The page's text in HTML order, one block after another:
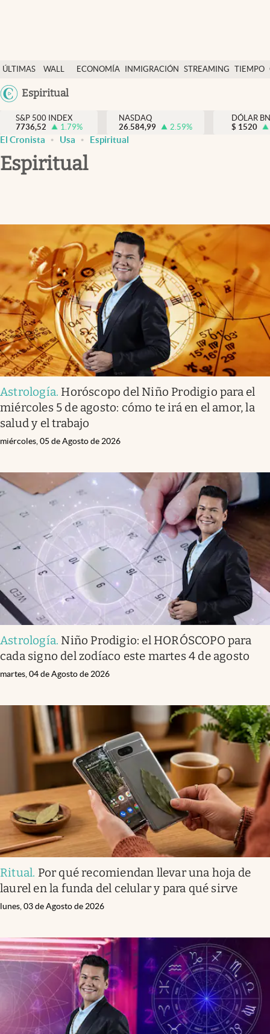
ÚLTIMAS
NOTICIAS
WALL
DÓLAR
ECONOMÍA INMIGRACIÓN STREAMING TIEMPO
México
Espiritual
Finanzas y economía
Wall Street y dólar
Inmigración
Trending
Tiempo
PC y mobile
Lifestyle
USA
S&P 500 INDEX
7736,52
1.79%
NASDAQ
26.584,99
2.59%
DÓLAR
$ 1520
El Cronista Usa Espiritual
Espiritual
Astrología. Horóscopo del Niño Prodigio para el
miércoles 5 de agosto: cómo te irá en el amor, la
salud y el trabajo
miércoles, 05 de Agosto de 2026
Astrología. Niño Prodigio: el HORÓSCOPO para
cada signo del zodíaco este martes 4 de agosto
martes, 04 de Agosto de 2026
Ritual. Por qué recomiendan llevar una hoja de
laurel en la funda del celular y para qué sirve
lunes, 03 de Agosto de 2026